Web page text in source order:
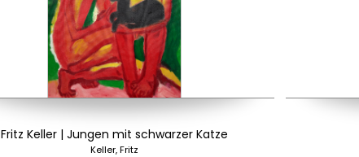
Fritz Keller | Jungen mit schwarzer Katze
Keller, Fritz